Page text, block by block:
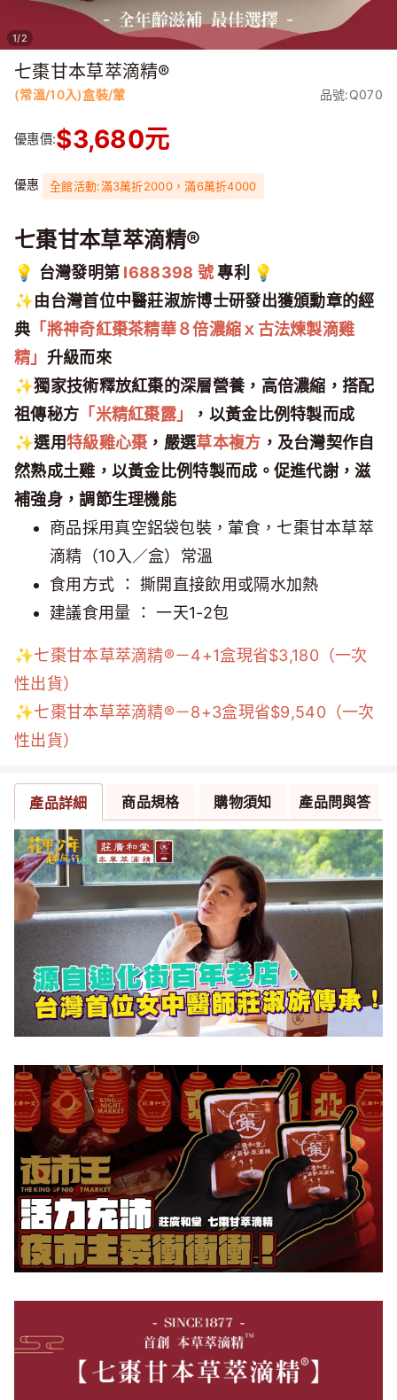
1/2
七棗甘本草萃滴精®
(常溫/10入)盒裝/葷 品號:Q070
優惠價:$3,680元
優惠 全館活動:滿3萬折2000，滿6萬折4000
七棗甘本草萃滴精®
💡 台灣發明第 I688398 號專利 💡
✨由台灣首位中醫莊淑旂博士研發出獲頒勳章的經
典 「將神奇紅棗茶精華８倍濃縮ｘ古法煉製滴雞
精」 升級而來
✨獨家技術釋放紅棗的深層營養，高倍濃縮，搭配
祖傳秘方 「米精紅棗露」
，以黃金比例特製而成
✨選用特級雞心棗 ，嚴選草本複方 ，及台灣契作自
然熟成土雞，以黃金比例特製而成。促進代謝，滋
補強身，調節生理機能
商品採用真空鋁袋包裝，葷食，七棗甘本草萃
滴精（10入／盒）常溫
食用方式 ： 撕開直接飲用或隔水加熱
建議食用量 ： 一天1-2包
✨七棗甘本草萃滴精®－4+1盒現省$3,180（一次
性出貨）
✨七棗甘本草萃滴精®－8+3盒現省$9,540（一次
性出貨）
產品詳細 商品規格 購物須知 產品問與答